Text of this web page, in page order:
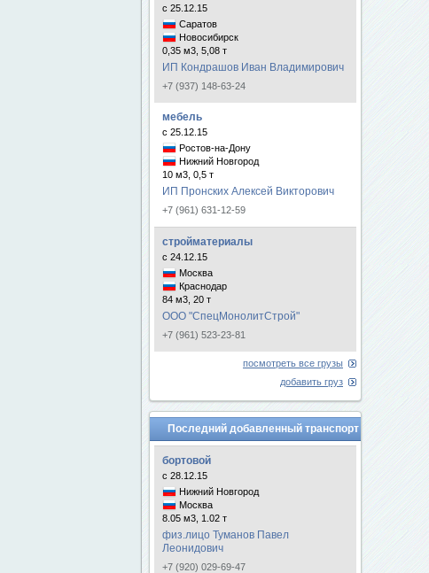
с 25.12.15
Саратов
Новосибирск
0,35 м3, 5,08 т
ИП Кондрашов Иван Владимирович
+7 (937) 148-63-24
мебель
с 25.12.15
Ростов-на-Дону
Нижний Новгород
10 м3, 0,5 т
ИП Пронских Алексей Викторович
+7 (961) 631-12-59
стройматериалы
с 24.12.15
Москва
Краснодар
84 м3, 20 т
ООО "СпецМонолитСтрой"
+7 (961) 523-23-81
посмотреть все грузы
добавить груз
Последний добавленный транспорт
бортовой
с 28.12.15
Нижний Новгород
Москва
8.05 м3, 1.02 т
физ.лицо Туманов Павел
Леонидович
+7 (920) 029-69-47